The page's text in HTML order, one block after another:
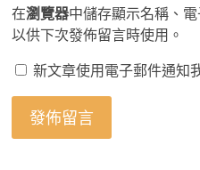
在瀏覽器中儲存顯示名稱、
以供下次發佈留言時使用。
新文章使用電子郵件通知